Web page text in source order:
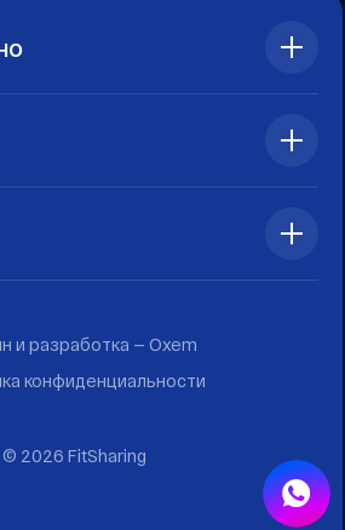
© 2026 FitSharing
конфиденциальности
и разработка — Oxem